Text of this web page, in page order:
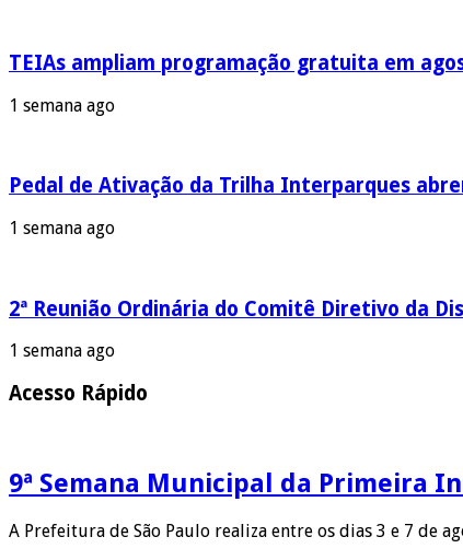
TEIAs ampliam programação gratuita em
1 semana ago
Pedal de Ativação da Trilha Interparques
1 semana ago
2ª Reunião Ordinária do Comitê Diretivo da
1 semana ago
Acesso Rápido
9ª Semana Municipal da Primeira
A Prefeitura de São Paulo realiza entre os dias 3 e 7 de